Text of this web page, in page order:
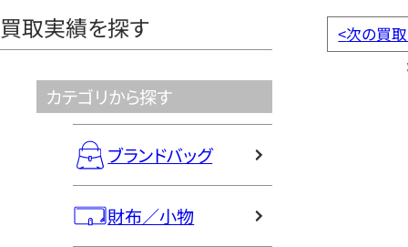
買取実績を探す
カテゴリから探す
ブランドバッグ
財布／小物
<次の買